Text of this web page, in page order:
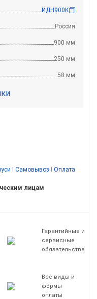
ИДН900К
Россия
900 мм
250 мм
58 мм
I Самовывоз I Оплата
лицам
Гарантийные и
сервисные
обязательства
Все виды и
формы
оплаты